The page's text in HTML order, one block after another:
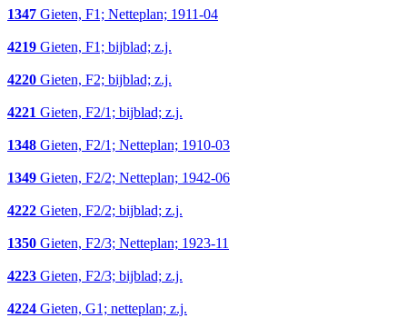
1347 Gieten, F1; Netteplan; 1911-04
4219 Gieten, F1; bijblad; z.j.
4220 Gieten, F2; bijblad; z.j.
4221 Gieten, F2/1; bijblad; z.j.
1348 Gieten, F2/1; Netteplan; 1910-03
1349 Gieten, F2/2; Netteplan; 1942-06
4222 Gieten, F2/2; bijblad; z.j.
1350 Gieten, F2/3; Netteplan; 1923-11
4223 Gieten, F2/3; bijblad; z.j.
4224 Gieten, G1; netteplan; z.j.